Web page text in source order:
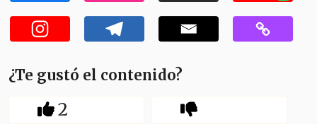
¿Te gustó el contenido?
2